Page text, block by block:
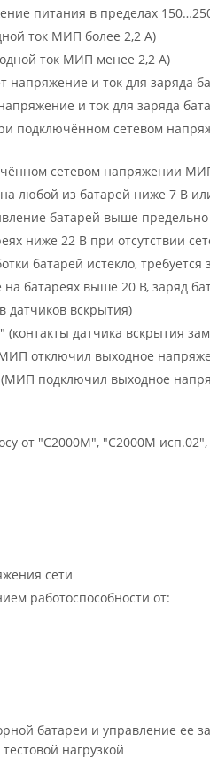
питания в пределах
ток МИП более 2,2 А)
ток МИП менее 2,2 А)
напряжение и ток для заряда
и ток для заряда
подключённом сетевом
сетевом напряжении
любой из батарей ниже 7 В
батарей выше
ниже 22 В при отсутствии
батарей истекло, требуется
батареях выше 20 В, заряд
датчиков вскрытия)
датчика вскрытия
отключил выходное
подключил выходное
от "С2000М", "С2000М
сети
работоспособности от:
батареи и управление ее
нагрузкой